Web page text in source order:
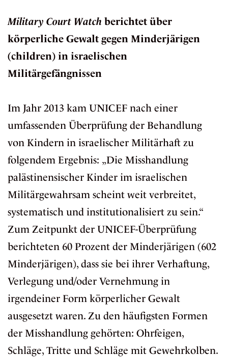
Military Court Watch berichtet über
körperliche Gewalt gegen Minderjärigen
(children) in israelischen
Militärgefängnissen
Im Jahr 2013 kam UNICEF nach einer
umfassenden Überprüfung der Behandlung
von Kindern in israelischer Militärhaft zu
folgendem Ergebnis: „Die Misshandlung
palästinensischer Kinder im israelischen
Militärgewahrsam scheint weit verbreitet,
systematisch und institutionalisiert zu sein.“
Zum Zeitpunkt der UNICEF-Überprüfung
berichteten 60 Prozent der Minderjärigen (602
Minderjärigen), dass sie bei ihrer Verhaftung,
Verlegung und/oder Vernehmung in
irgendeiner Form körperlicher Gewalt
ausgesetzt waren. Zu den häufigsten Formen
der Misshandlung gehörten: Ohrfeigen,
Schläge, Tritte und Schläge mit Gewehrkolben.